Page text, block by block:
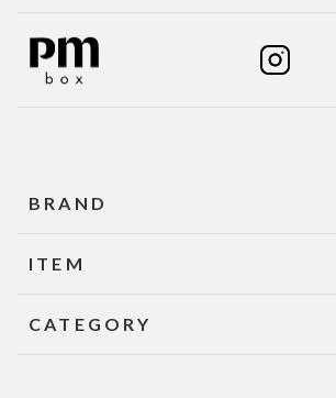
BRAND
ITEM
CATEGORY